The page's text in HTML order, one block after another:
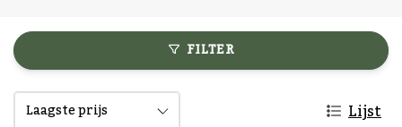
FILTER
Lijst